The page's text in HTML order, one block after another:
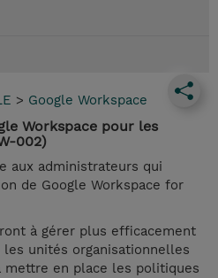
> Google Workspace
Workspace pour les
002)
aux administrateurs qui
de Google Workspace for
à gérer plus efficacement
unités organisationnelles
mettre en place les politiques